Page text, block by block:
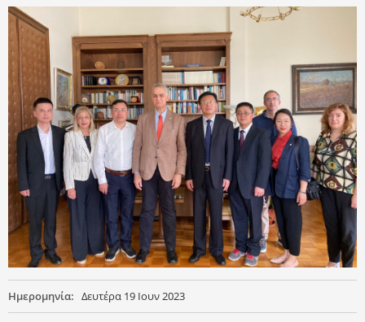
Ημερομηνία: Δευτέρα 19 Ιουν 2023